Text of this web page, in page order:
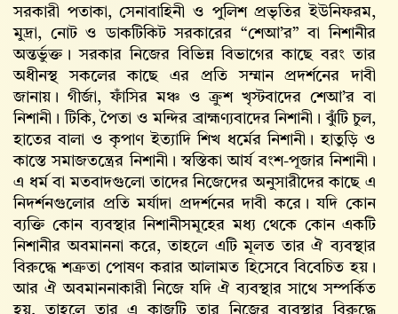
সরকারী পতাকা, সেনাবাহিনী ও পুলিশ প্রভৃতির ইউনিফরম,
মুদ্রা, নোট ও ডাকটিকিট সরকারের “শেআ’র” বা নিশানীর
অন্তর্ভুক্ত। সরকার নিজের বিভিন্ন বিভাগের কাছে বরং তার
অধীনস্থ সকলের কাছে এর প্রতি সম্মান প্রদর্শনের দাবী
জানায়। গীর্জা, ফাঁসির মঞ্চ ও ক্রুশ খৃস্টবাদের শেআ’র বা
নিশানী। টিকি, পৈতা ও মন্দির ব্রাহ্মণ্যবাদের নিশানী। ঝুঁটি চুল,
হাতের বালা ও কৃপাণ ইত্যাদি শিখ ধর্মের নিশানী। হাতুড়ি ও
কাস্তে সমাজতন্ত্রের নিশানী। স্বস্তিকা আর্য বংশ-পূজার নিশানী।
এ ধর্ম বা মতবাদগুলো তাদের নিজেদের অনুসারীদের কাছে এ
নিদর্শনগুলোর প্রতি মর্যাদা প্রদর্শনের দাবী করে। যদি কোন
ব্যক্তি কোন ব্যবস্থার নিশানীসমূহের মধ্য থেকে কোন একটি
নিশানীর অবমাননা করে, তাহলে এটি মূলত তার ঐ ব্যবস্থার
বিরুদ্ধে শত্রুতা পোষণ করার আলামত হিসেবে বিবেচিত হয়।
আর ঐ অবমাননাকারী নিজে যদি ঐ ব্যবস্থার সাথে সম্পর্কিত
হয়, তাহলে তার এ কাজটি তার নিজের ব্যবস্থার বিরুদ্ধে